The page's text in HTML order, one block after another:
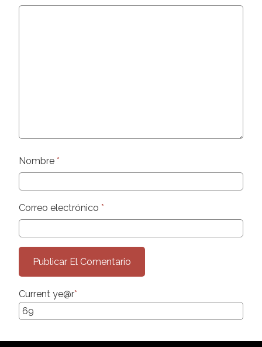
Nombre *
Correo electrónico *
Current ye@r*